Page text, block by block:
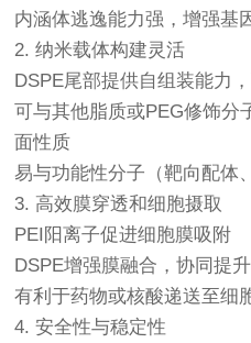
内涵体逃逸能力强，增强基
2. 纳米载体构建灵活
DSPE尾部提供自组装能力
可与其他脂质或PEG修饰分
面性质
易与功能性分子（靶向配体
3. 高效膜穿透和细胞摄取
PEI阳离子促进细胞膜吸附
DSPE增强膜融合，协同提
有利于药物或核酸递送至细
4. 安全性与稳定性